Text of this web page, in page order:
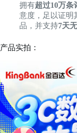
拥有超过10万条
意度，足以证明
品，并支持7天
产品实拍：